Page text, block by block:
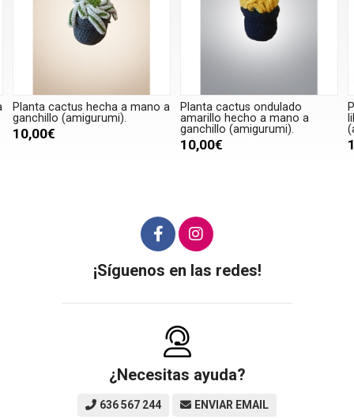
Planta cactus hecha a mano a
ganchillo (amigurumi).
10,00€
Planta cactus ondulado
amarillo hecho a mano a
ganchillo (amigurumi).
10,00€
¡Síguenos en las redes!
¿Necesitas ayuda?
636 567 244 ENVIAR EMAIL